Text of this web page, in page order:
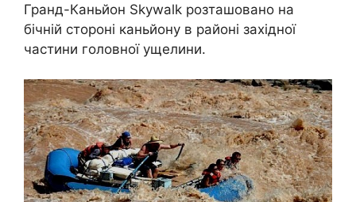
Гранд-Каньйон Skywalk розташовано на
бічній стороні каньйону в районі західної
частини головної ущелини.